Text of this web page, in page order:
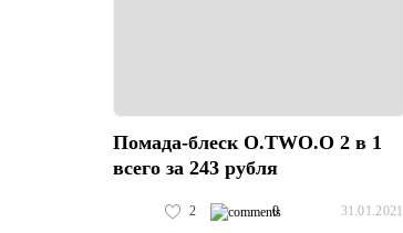
Помада-блеск O.TWO.O 2 в 1
всего за 243 рубля
2 0 31.01.2021